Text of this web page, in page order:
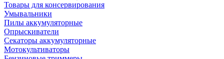
Товары для консервирования
Умывальники
Пилы аккумуляторные
Опрыскиватели
Секаторы аккумуляторные
Мотокультиваторы